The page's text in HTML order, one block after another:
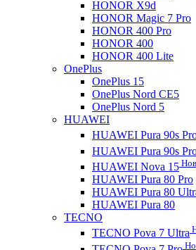
HONOR X9d
HONOR Magic 7 Pro
HONOR 400 Pro
HONOR 400
HONOR 400 Lite
OnePlus
OnePlus 15
OnePlus Nord CE5
OnePlus Nord 5
HUAWEI
HUAWEI Pura 90s
HUAWEI Pura 90s
HUAWEI Nova 15
HUAWEI Pura 80 Pro
HUAWEI Pura 80
HUAWEI Pura 80
TECNO
TECNO Pova 7 Ultra